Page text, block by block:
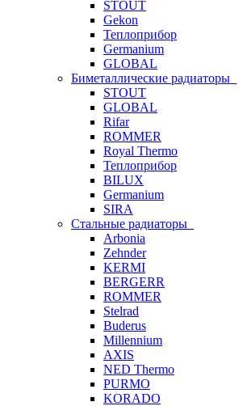
STOUT
Gekon
Теплоприбор
Germanium
GLOBAL
Биметаллические радиаторы
STOUT
GLOBAL
Rifar
ROMMER
Royal Thermo
Теплоприбор
BILUX
Germanium
SIRA
Стальные радиаторы
Arbonia
Zehnder
KERMI
BERGERR
ROMMER
Stelrad
Buderus
Millennium
AXIS
NED Thermo
PURMO
KORADO